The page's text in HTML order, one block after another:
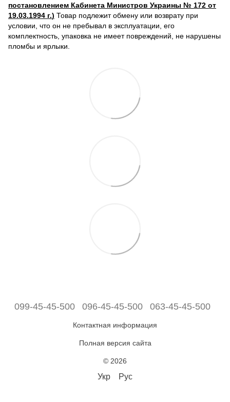
постановлением Кабинета Министров Украины № 172 от
19.03.1994 г.) Товар подлежит обмену или возврату при
условии, что он не пребывал в эксплуатации, его
комплектность, упаковка не имеет повреждений, не нарушены
пломбы и ярлыки.
099-45-45-500 096-45-45-500 063-45-45-500
Контактная информация
Полная версия сайта
© 2026
Укр Рус